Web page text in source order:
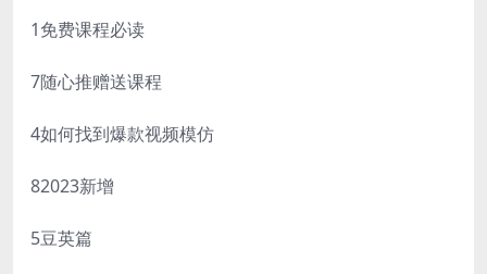
1免费课程必读
7随心推赠送课程
4如何找到爆款视频模仿
82023新增
5豆英篇